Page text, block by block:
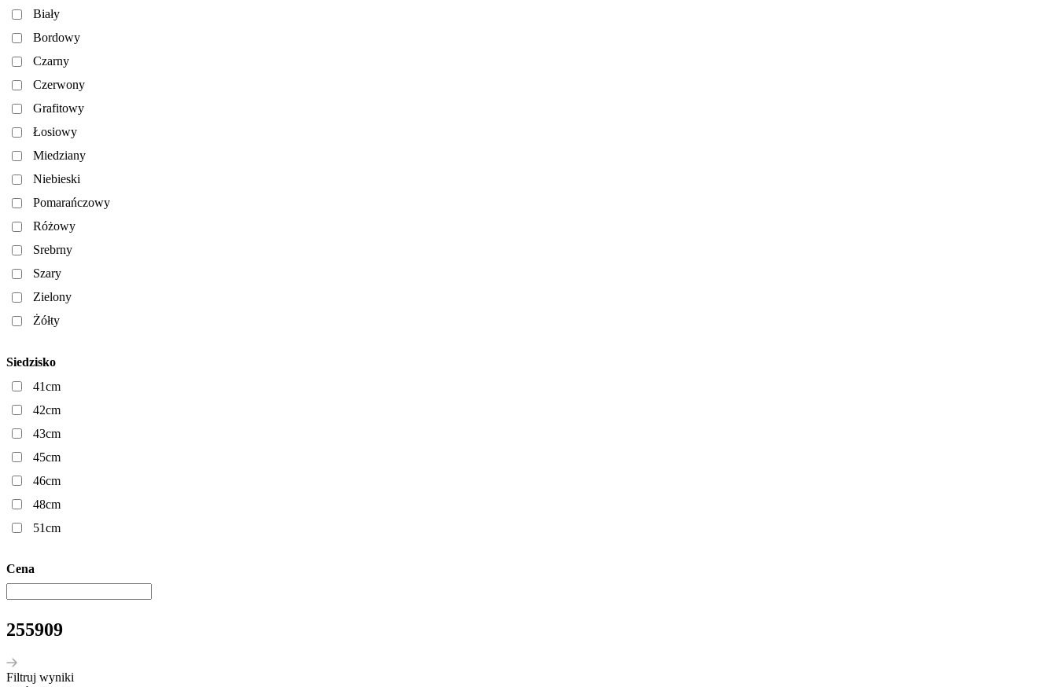
Biały
Bordowy
Czarny
Czerwony
Grafitowy
Łosiowy
Miedziany
Niebieski
Pomarańczowy
Różowy
Srebrny
Szary
Zielony
Żółty
Siedzisko
41cm
42cm
43cm
45cm
46cm
48cm
51cm
Cena
255909
Filtruj wyniki